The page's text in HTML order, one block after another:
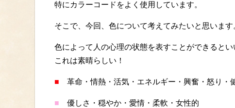
特にカラーコードをよく使用しています。
そこで、今回、色について考えてみたいと思います
色によって人の心理の状態を表すことができると
これは素晴らしい！
■ 革命・情熱・活気・エネルギー・興奮・怒り・
■ 優しさ・穏やか・愛情・柔軟・女性的